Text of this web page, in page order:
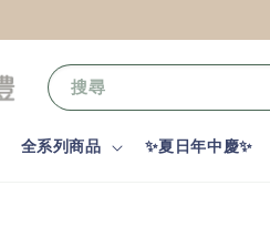
搜尋
全系列商品 ✨夏日年中慶✨